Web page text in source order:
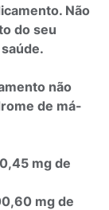
Não
do seu
não
de má-
mg de
mg de